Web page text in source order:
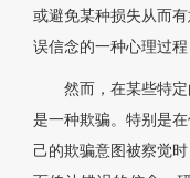
或避免某种损失从而
误信念的一种心理过程
然而，在某些特
是一种欺骗。特别是
己的欺骗意图被察觉